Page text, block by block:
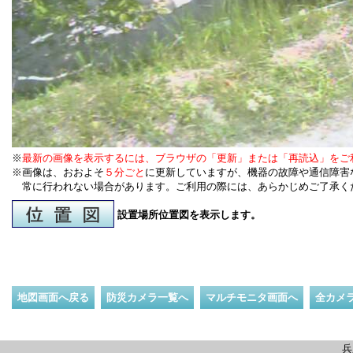
※最新の画像を表示するには、ブラウザの「更新」または「再読込」を
※画像は、おおよそ ５分ごと に更新していますが、機器の故障や通信障
常に行われない場合があります。ご利用の際には、あらかじめご了承く
設置場所位置図を表示します。
地図画面へ戻る 防災カメラ一覧へ マルチモニタ画面へ 全カメ